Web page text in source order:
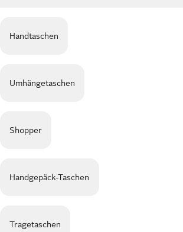
Handtaschen
Umhängetaschen
Shopper
Handgepäck-Taschen
Tragetaschen